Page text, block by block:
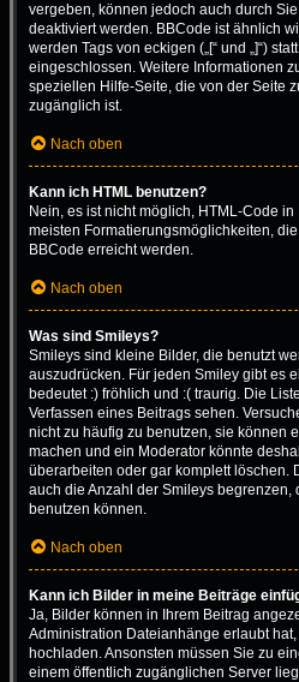
vergeben, können jedoch auch durch
deaktiviert werden. BBCode ist ähnlich
werden Tags von eckigen („[“ und „]“)
eingeschlossen. Weitere Informationen
speziellen Hilfe-Seite, die von der Seite
zugänglich ist.
Nach oben
Kann ich HTML benutzen?
Nein, es ist nicht möglich, HTML-Code
meisten Formatierungsmöglichkeiten,
BBCode erreicht werden.
Nach oben
Was sind Smileys?
Smileys sind kleine Bilder, die benutzt
auszudrücken. Für jeden Smiley gibt es
bedeutet :) fröhlich und :( traurig. Die
Verfassen eines Beitrags sehen.
nicht zu häufig zu benutzen, sie können
machen und ein Moderator könnte
überarbeiten oder gar komplett löschen.
auch die Anzahl der Smileys begrenzen,
benutzen können.
Nach oben
Kann ich Bilder in meine Beiträge
Ja, Bilder können in Ihrem Beitrag
Administration Dateianhänge erlaubt
hochladen. Ansonsten müssen Sie zu
einem öffentlich zugänglichen Server